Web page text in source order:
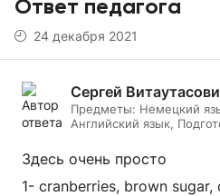
Ответ педагога
24 декабря 2021
Сергей
Предметы: Немецкий
Английский язык,
Здесь очень просто
1- cranberries, brown sugar,